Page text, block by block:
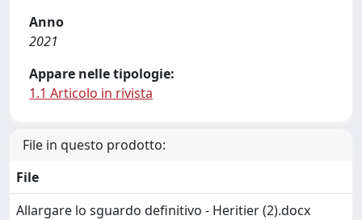
Anno
2021
Appare nelle tipologie:
1.1 Articolo in rivista
File in questo prodotto:
File
Allargare lo sguardo definitivo - Heritier (2).docx